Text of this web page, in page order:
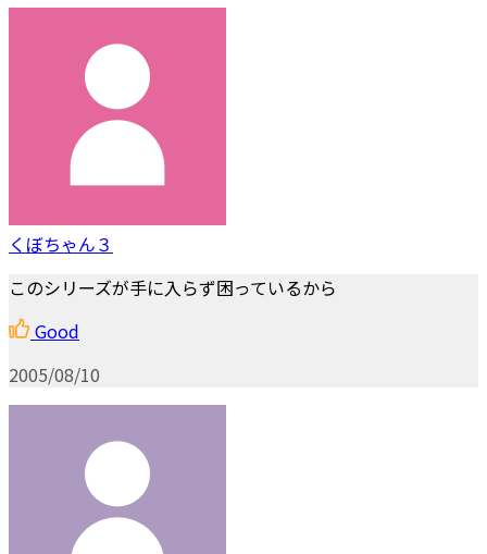
くぼちゃん３
このシリーズが手に入らず困っているから
Good
2005/08/10